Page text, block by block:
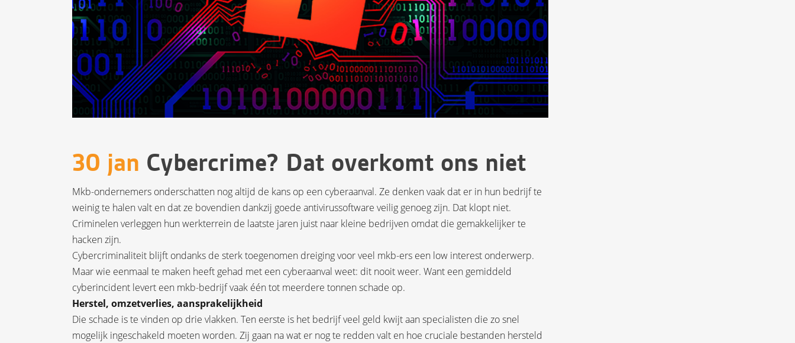
30 jan Cybercrime? Dat overkomt ons niet
Mkb-ondernemers onderschatten nog altijd de kans op een cyberaanval. Ze denken vaak dat er in hun bedrijf te
weinig te halen valt en dat ze bovendien dankzij goede antivirussoftware veilig genoeg zijn. Dat klopt niet.
Criminelen verleggen hun werkterrein de laatste jaren juist naar kleine bedrijven omdat die gemakkelijker te
hacken zijn.
Cybercriminaliteit blijft ondanks de sterk toegenomen dreiging voor veel mkb-ers een low interest onderwerp.
Maar wie eenmaal te maken heeft gehad met een cyberaanval weet: dit nooit weer. Want een gemiddeld
cyberincident levert een mkb-bedrijf vaak één tot meerdere tonnen schade op.
Herstel, omzetverlies, aansprakelijkheid
Die schade is te vinden op drie vlakken. Ten eerste is het bedrijf veel geld kwijt aan specialisten die zo snel
mogelijk ingeschakeld moeten worden. Zij gaan na wat er nog te redden valt en hoe cruciale bestanden hersteld